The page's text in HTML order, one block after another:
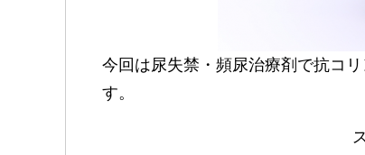
今回は尿失禁・頻尿治療剤で抗コ
す。